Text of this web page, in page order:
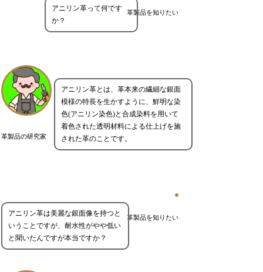
革製品を知りたい
アニリン革って何です
か？
革製品の研究家
アニリン革とは、革本来の繊細な銀面
模様の特長を生かすように、鮮明な染
色(アニリン染色)と合成染料を用いて
着色された透明材料による仕上げを施
された革のことです。
革製品を知りたい
アニリン革は美麗な銀面像を持つと
いうことですが、耐水性がやや低い
と聞いたんですが本当ですか？